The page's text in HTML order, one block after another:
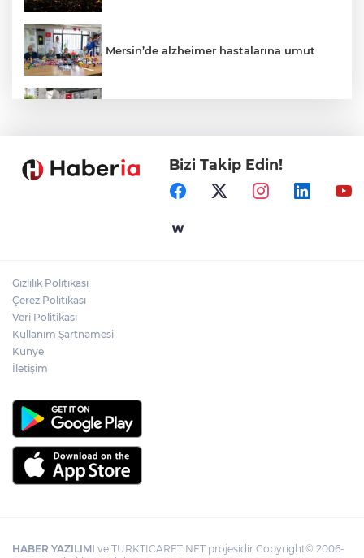
Mersin’de alzheimer hastalarına umut
Ormanya’nın Atlas’ı yaban hayatına ışık
Bursa İnegöl'de Alanyurt Yüzme
Bizi Takip Edin!
Gizlilik Politikası
Çerez Politikası
Veri Politikası
Kullanım Şartnamesi
Künye
İletişim
HABER YAZILIMI ve TURKTICARET.NET projesidir Copyright© 2006-